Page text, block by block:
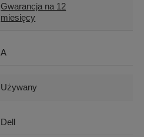
Gwarancja na 12
miesięcy
A
Używany
Dell